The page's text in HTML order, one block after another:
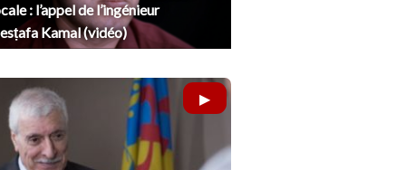
: l’appel de l’ingénieur
Kamal (vidéo)